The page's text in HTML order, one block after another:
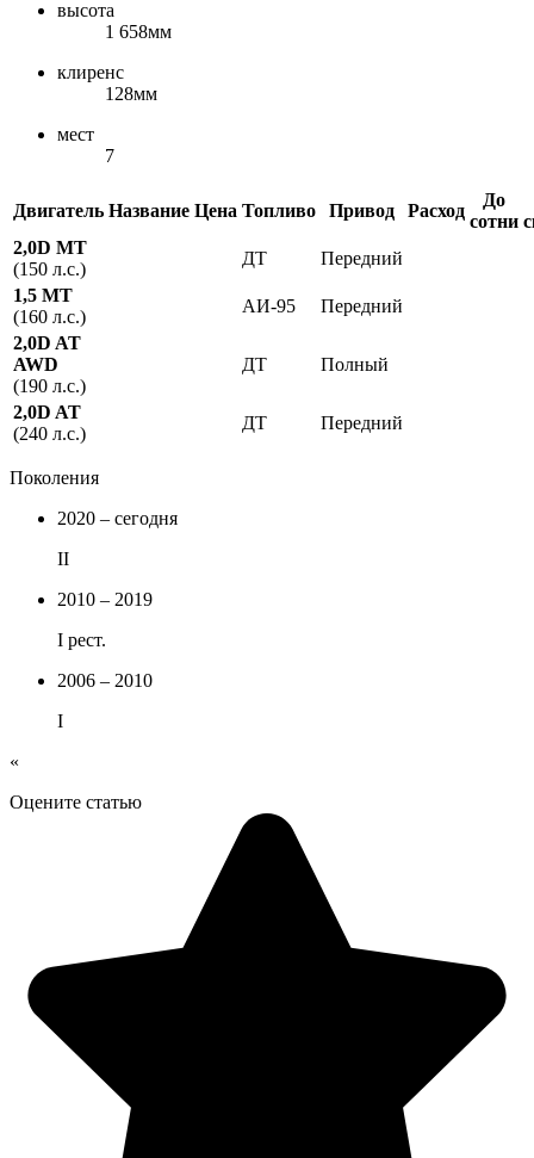
высота
1 658мм
клиренс
128мм
мест
7
Двигатель Название Цена Топливо Привод Расход
До
сотни
2,0D MT
(150 л.с.)
ДТ
Передний
1,5 MT
(160 л.с.)
АИ-95
Передний
2,0D AT
AWD
(190 л.с.)
ДТ Полный
2,0D AT
(240 л.с.)
ДТ Передний
Поколения
2020 – сегодня
II
2010 – 2019
I рест.
2006 – 2010
I
«
Оцените статью